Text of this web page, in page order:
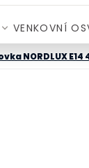
VENKOVNÍ
NORDLUX E14